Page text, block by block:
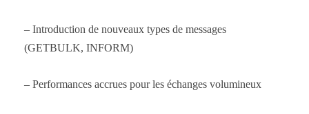
– Introduction de nouveaux types de messages
(GETBULK, INFORM)
– Performances accrues pour les échanges volumineux